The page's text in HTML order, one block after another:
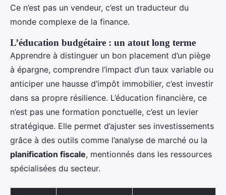
Ce n’est pas un vendeur, c’est un traducteur du
monde complexe de la finance.
L’éducation budgétaire : un atout long terme
Apprendre à distinguer un bon placement d’un piège
à épargne, comprendre l’impact d’un taux variable ou
anticiper une hausse d’impôt immobilier, c’est investir
dans sa propre résilience. L’éducation financière, ce
n’est pas une formation ponctuelle, c’est un levier
stratégique. Elle permet d’ajuster ses investissements
grâce à des outils comme l’analyse de marché ou la
planification fiscale, mentionnés dans les ressources
spécialisées du secteur.